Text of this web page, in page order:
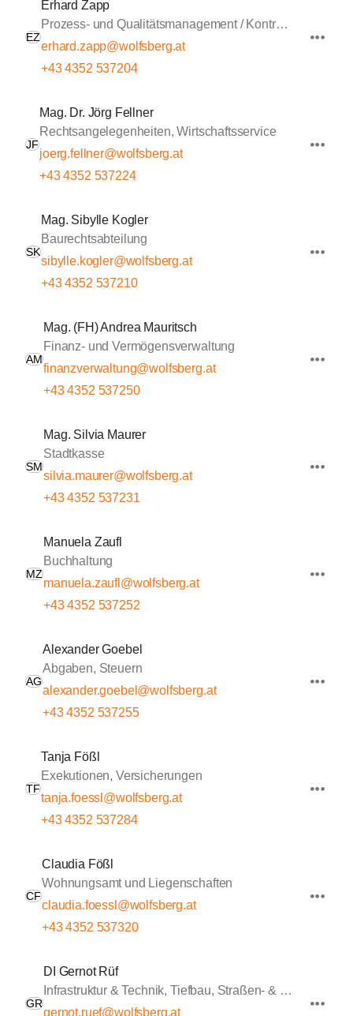
EZ
Erhard Zapp
Prozess- und Qualitätsmanagement / Kontrolle
erhard.zapp@wolfsberg.at
+43 4352 537204
JF
Mag. Dr. Jörg Fellner
Rechtsangelegenheiten, Wirtschaftsservice
joerg.fellner@wolfsberg.at
+43 4352 537224
SK
Mag. Sibylle Kogler
Baurechtsabteilung
sibylle.kogler@wolfsberg.at
+43 4352 537210
AM
Mag. (FH) Andrea Mauritsch
Finanz- und Vermögensverwaltung
finanzverwaltung@wolfsberg.at
+43 4352 537250
SM
Mag. Silvia Maurer
Stadtkasse
silvia.maurer@wolfsberg.at
+43 4352 537231
MZ
Manuela Zaufl
Buchhaltung
manuela.zaufl@wolfsberg.at
+43 4352 537252
AG
Alexander Goebel
Abgaben, Steuern
alexander.goebel@wolfsberg.at
+43 4352 537255
TF
Tanja Fößl
Exekutionen, Versicherungen
tanja.foessl@wolfsberg.at
+43 4352 537284
CF
Claudia Fößl
Wohnungsamt und Liegenschaften
claudia.foessl@wolfsberg.at
+43 4352 537320
GR
DI Gernot Rüf
Infrastruktur & Technik, Tiefbau, Straßen- & Wasserbau
gernot.ruef@wolfsberg.at